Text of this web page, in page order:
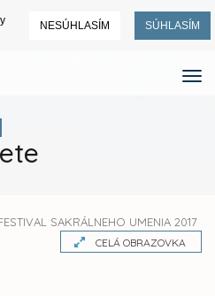
NESÚHLASÍM SÚHLASÍM
SAKRÁLNEHO UMENIA 2017
CELÁ OBRAZOVKA